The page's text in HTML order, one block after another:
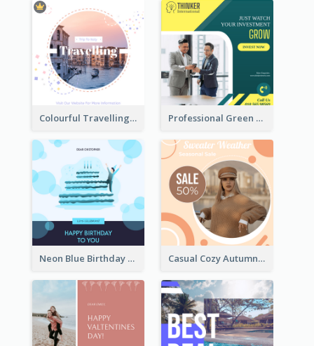
Colourful Travelling Instagram Post Professional Green Stock Instagram Post Design
Neon Blue Birthday Cake Illustration Instagram Post Casual Cozy Autumn Trend Instagram Design Ideas